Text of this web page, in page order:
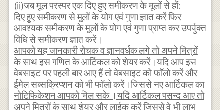
\beta
\right)=0
\beta=0
योग }
\right)x+\text{
मूलों का गुणनफल
}=0
(ii)जब मूल परस्पर एक दिए हुए समीकरण के मूलों से हों:
दिए हुए समीकरण से मूलों के योग एवं गुणा ज्ञात करें फिर
आवश्यक समीकरण के मूलों के योग एवं गुणा प्राप्त कर उपर्युक्त
विधि से समीकरण ज्ञात करें।
आपको यह जानकारी रोचक व ज्ञानवर्धक लगे तो अपने मित्रों
के साथ इस गणित के आर्टिकल को शेयर करें।यदि आप इस
वेबसाइट पर पहली बार आए हैं तो वेबसाइट को फॉलो करें और
ईमेल सब्सक्रिप्शन को भी फॉलो करें।जिससे नए आर्टिकल का
नोटिफिकेशन आपको मिल सके ।यदि आर्टिकल पसन्द आए तो
अपने मित्रों के साथ शेयर और लाईक करें जिससे वे भी लाभ